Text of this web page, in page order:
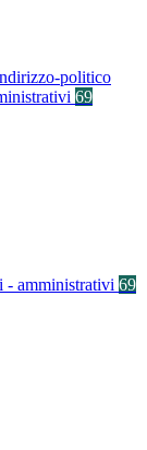
politico
69
- amministrativi 69